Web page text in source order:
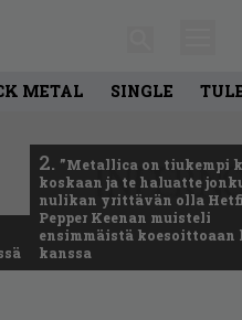
METAL SINGLE
2. ”Metallica on tiukempi
koskaan ja te haluatte
nulikan yrittävän olla
Pepper Keenan muisteli
ensimmäistä
kanssa